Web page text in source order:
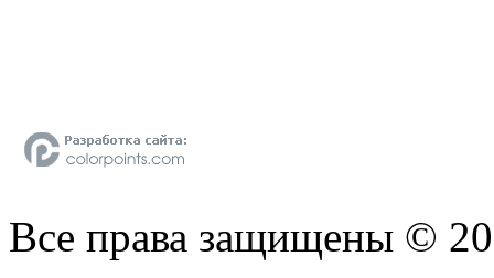
Все права защищены ©